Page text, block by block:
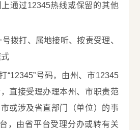
通过12345热线或保留的其他
号拨打、属地接听、按责受理、
“12345”号码，由州、市12345
直接受理办理本州、市职责范
或涉及省直部门（单位）的事
，由省平台受理分办或转有关